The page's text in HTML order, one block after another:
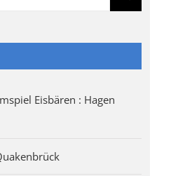
Eisbären : Hagen